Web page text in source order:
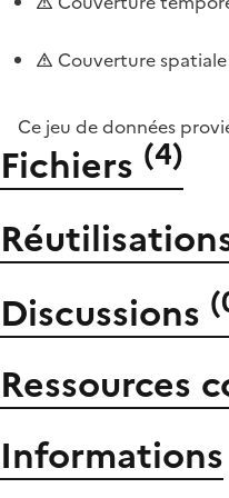
Couverture
Ce jeu de données
Fichiers (4)
Discussions (
Ressources
Informations